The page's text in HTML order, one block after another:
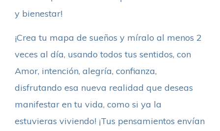
y bienestar!
¡Crea tu mapa de sueños y míralo al menos 2
veces al día, usando todos tus sentidos, con
Amor, intención, alegría, confianza,
disfrutando esa nueva realidad que deseas
manifestar en tu vida, como si ya la
estuvieras viviendo! ¡Tus pensamientos envían